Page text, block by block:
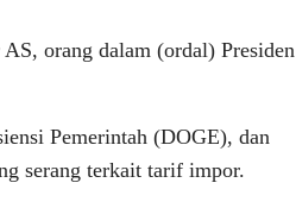
orang dalam (ordal) Presiden
Pemerintah (DOGE), dan
serang terkait tarif impor.